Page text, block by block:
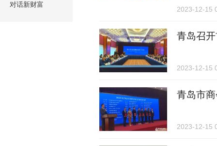
对话新财富
2023-12-15
青岛召
2023-12-15
青岛市
2023-12-15